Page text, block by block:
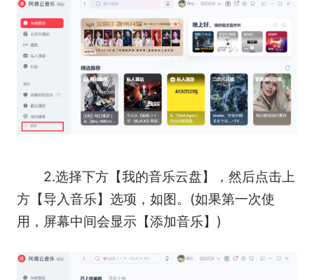
2.选择下方【我的音乐云盘】，然后点击上
方【导入音乐】选项，如图。(如果第一次使
用，屏幕中间会显示【添加音乐】)